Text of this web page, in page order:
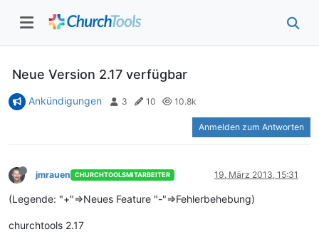
Neue Version 2.17 verfügbar
Ankündigungen 3 10 10.8k
Anmelden zum Antworten
jmrauen CHURCHTOOLSMITARBEITER 19. März 2013, 15:31
(Legende: "+"=>Neues Feature "-"=>Fehlerbehebung)
churchtools 2.17